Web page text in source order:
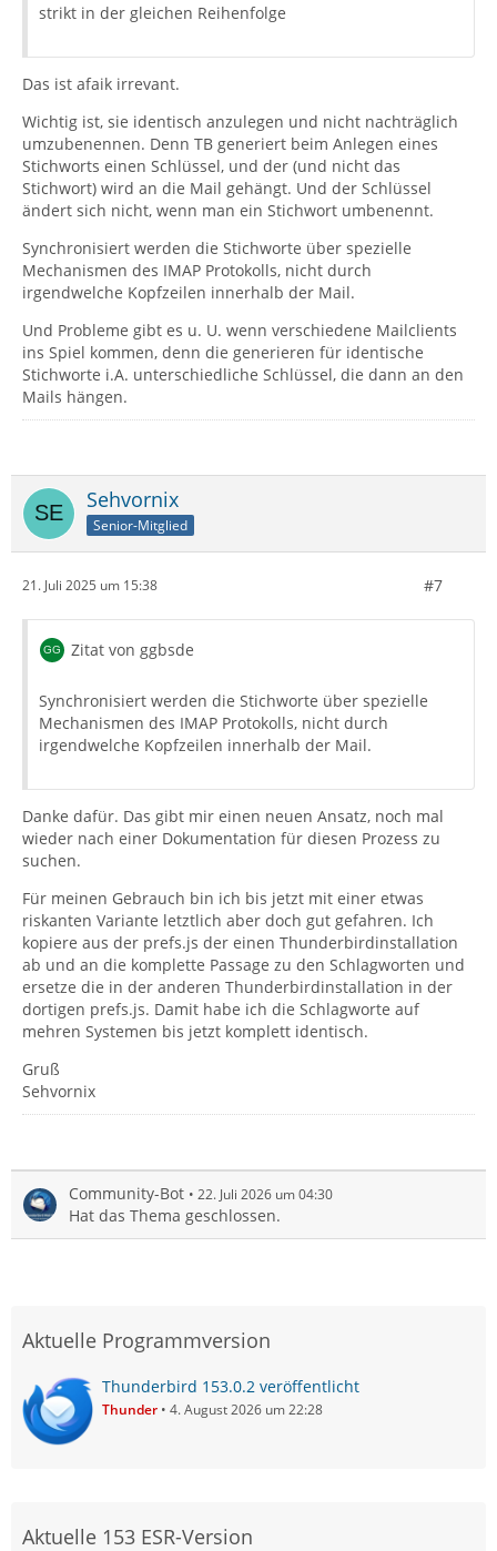
strikt in der gleichen Reihenfolge
Das ist afaik irrevant.
Wichtig ist, sie identisch anzulegen und nicht nachträglich
umzubenennen. Denn TB generiert beim Anlegen eines
Stichworts einen Schlüssel, und der (und nicht das
Stichwort) wird an die Mail gehängt. Und der Schlüssel
ändert sich nicht, wenn man ein Stichwort umbenennt.
Synchronisiert werden die Stichworte über spezielle
Mechanismen des IMAP Protokolls, nicht durch
irgendwelche Kopfzeilen innerhalb der Mail.
Und Probleme gibt es u. U. wenn verschiedene Mailclients
ins Spiel kommen, denn die generieren für identische
Stichworte i.A. unterschiedliche Schlüssel, die dann an den
Mails hängen.
Sehvornix
Senior-Mitglied
21. Juli 2025 um 15:38 #7
Zitat von ggbsde
Synchronisiert werden die Stichworte über spezielle
Mechanismen des IMAP Protokolls, nicht durch
irgendwelche Kopfzeilen innerhalb der Mail.
Danke dafür. Das gibt mir einen neuen Ansatz, noch mal
wieder nach einer Dokumentation für diesen Prozess zu
suchen.
Für meinen Gebrauch bin ich bis jetzt mit einer etwas
riskanten Variante letztlich aber doch gut gefahren. Ich
kopiere aus der prefs.js der einen Thunderbirdinstallation
ab und an die komplette Passage zu den Schlagworten und
ersetze die in der anderen Thunderbirdinstallation in der
dortigen prefs.js. Damit habe ich die Schlagworte auf
mehren Systemen bis jetzt komplett identisch.
Gruß
Sehvornix
Community-Bot 22. Juli 2026 um 04:30
Hat das Thema geschlossen.
Aktuelle Programmversion
Thunderbird 153.0.2 veröffentlicht
Thunder 4. August 2026 um 22:28
Aktuelle 153 ESR-Version